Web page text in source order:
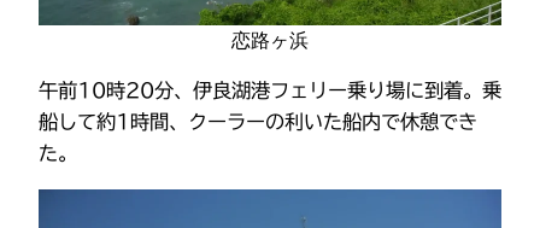
恋路ヶ浜
午前10時20分、伊良湖港フェリー乗り場に到着。乗
船して約1時間、クーラーの利いた船内で休憩でき
た。